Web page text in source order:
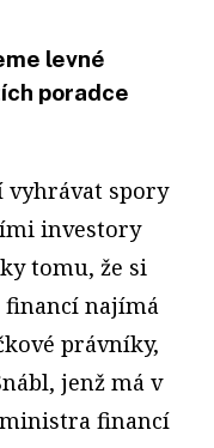
levné
poradce
vyhrávat spory
investory
tomu, že si
najímá
právníky,
jenž má v
financí